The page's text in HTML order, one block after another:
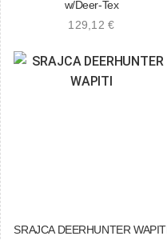
w/Deer-Tex
129,12€
SRAJCA DEERHUNTER WAPITI